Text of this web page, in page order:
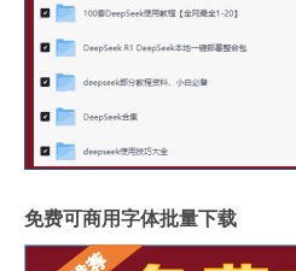
免费可商用字体批量下载